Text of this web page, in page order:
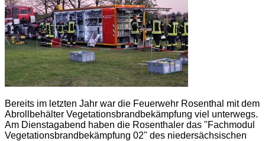
Bereits im letzten Jahr war die Feuerwehr Rosenthal mit dem
Abrollbehälter Vegetationsbrandbekämpfung viel unterwegs.
Am Dienstagabend haben die Rosenthaler das "Fachmodul
Vegetationsbrandbekämpfung 02" des niedersächsischen